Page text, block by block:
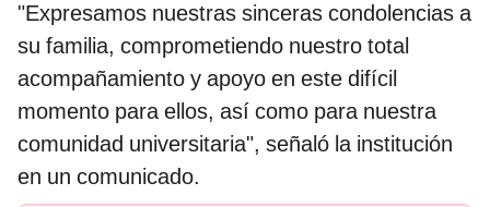
"Expresamos nuestras sinceras condolencias a
su familia, comprometiendo nuestro total
acompañamiento y apoyo en este difícil
momento para ellos, así como para nuestra
comunidad universitaria", señaló la institución
en un comunicado.